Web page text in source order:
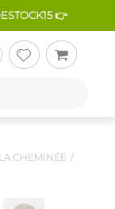
👉
CHEMINÉE